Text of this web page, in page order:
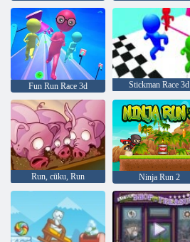
Fun Run Race 3d Stickman Race 3d
Run, cūku, Run Ninja Run 2